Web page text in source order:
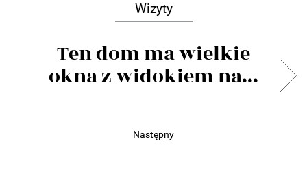
Wizyty
Ten dom ma wielkie
okna z widokiem na...
Następny